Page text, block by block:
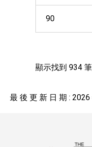
90
顯示找到 934
最 後 更 新 日 期 :